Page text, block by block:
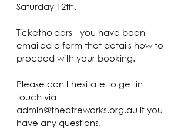
Saturday 12th.
Ticketholders - you have been
emailed a form that details how to
proceed with your booking.
Please don't hesitate to get in
touch via
admin@theatreworks.org.au if you
have any questions.